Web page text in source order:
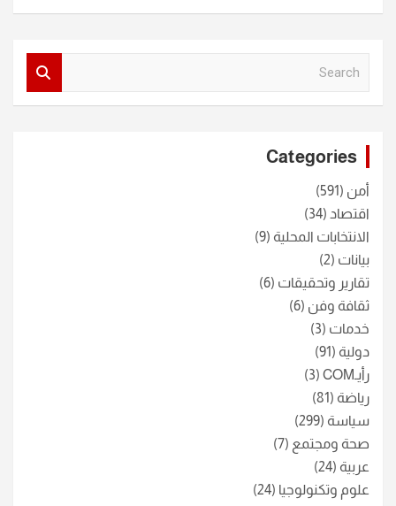
Categories
أمن (591)
اقتصاد (34)
الانتخابات المحلية (9)
بيانات (2)
تقارير وتحقيقات (6)
ثقافة وفن (6)
خدمات (3)
دولية (91)
رأيـCOM
(3)
رياضة (81)
سياسة (299)
صحة ومجتمع (7)
عربية (24)
علوم وتكنولوجيا (24)